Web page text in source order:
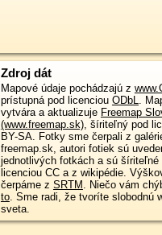
Zdroj dát
Mapové údaje pochádzajú z
prístupná pod licenciou ODbL.
vytvára a aktualizuje Freemap
(www.freemap.sk), šíriteľný pod
BY-SA. Fotky sme čerpali z
freemap.sk, autori fotiek sú
jednotlivých fotkách a sú šíriteľné
licenciou CC a z wikipédie.
čerpáme z SRTM . Niečo vám
to. Sme radi, že tvoríte slobodnú
sveta.